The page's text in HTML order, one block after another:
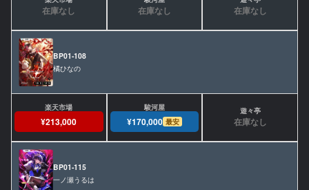
在庫なし 在庫なし 在庫なし
BP01-108
橘ひなの
¥213,000 ¥170,000 最安 在庫なし
BP01-115
一ノ瀬うるは